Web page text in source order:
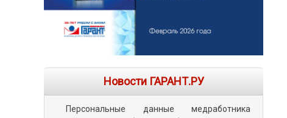
Новости ГАРАНТ.РУ
Персональные данные медработника